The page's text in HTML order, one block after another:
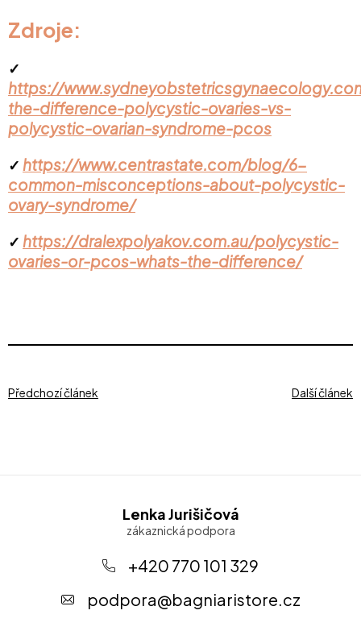
Zdroje:
✓
https://
the-difference-polycystic-ovaries-vs-
polycystic-ovarian-syndrome-pcos
✓ https://www.centrastate.com/blog/6-
common-misconceptions-about-polycystic-
ovary-syndrome/
✓ https://dralexpolyakov.com.au/polycystic-
ovaries-or-pcos-whats-the-difference/
Předchozí článek Další článek
Lenka Jurišičová
+420 770 101 329
podpora@bagniaristore.cz